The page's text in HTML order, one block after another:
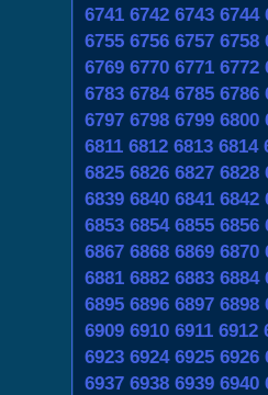
6741 6742 6743 6744
6755 6756 6757 6758
6769 6770 6771 6772
6783 6784 6785 6786
6797 6798 6799 6800
6811 6812 6813 6814
6825 6826 6827 6828
6839 6840 6841 6842
6853 6854 6855 6856
6867 6868 6869 6870
6881 6882 6883 6884
6895 6896 6897 6898
6909 6910 6911 6912
6923 6924 6925 6926
6937 6938 6939 6940